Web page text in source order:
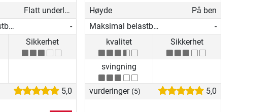
Flatt underlag
Maksimal belastbarhet
-
Sikkerhet
5,0
Høyde
På ben
Maksimal belastbarhet
-
kvalitet
Sikkerhet
svingning
vurderinger (5) 5,0